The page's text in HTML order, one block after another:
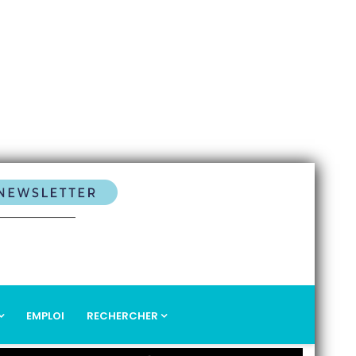
EMPLOI RECHERCHER